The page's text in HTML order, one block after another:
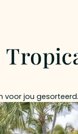
voor jou gesorteerd.